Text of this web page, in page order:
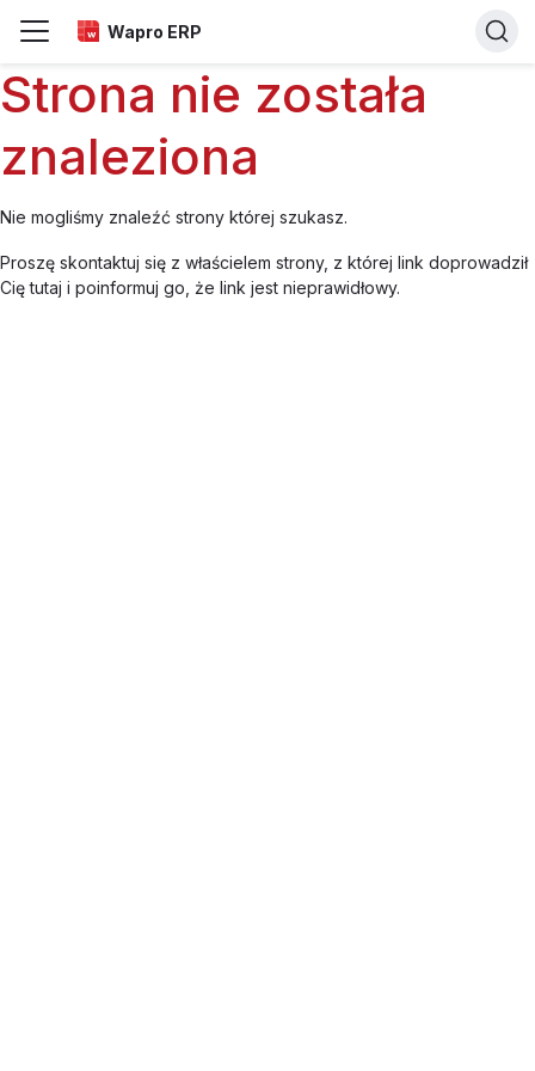
Wapro ERP
Strona nie została
znaleziona
Nie mogliśmy znaleźć strony której szukasz.
Proszę skontaktuj się z właścielem strony, z której link doprowadził
Cię tutaj i poinformuj go, że link jest nieprawidłowy.